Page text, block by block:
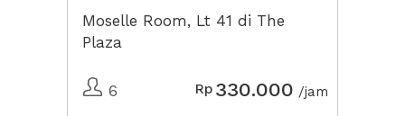
Moselle Room, Lt 41 di The
Plaza
6 Rp 330.000 /jam